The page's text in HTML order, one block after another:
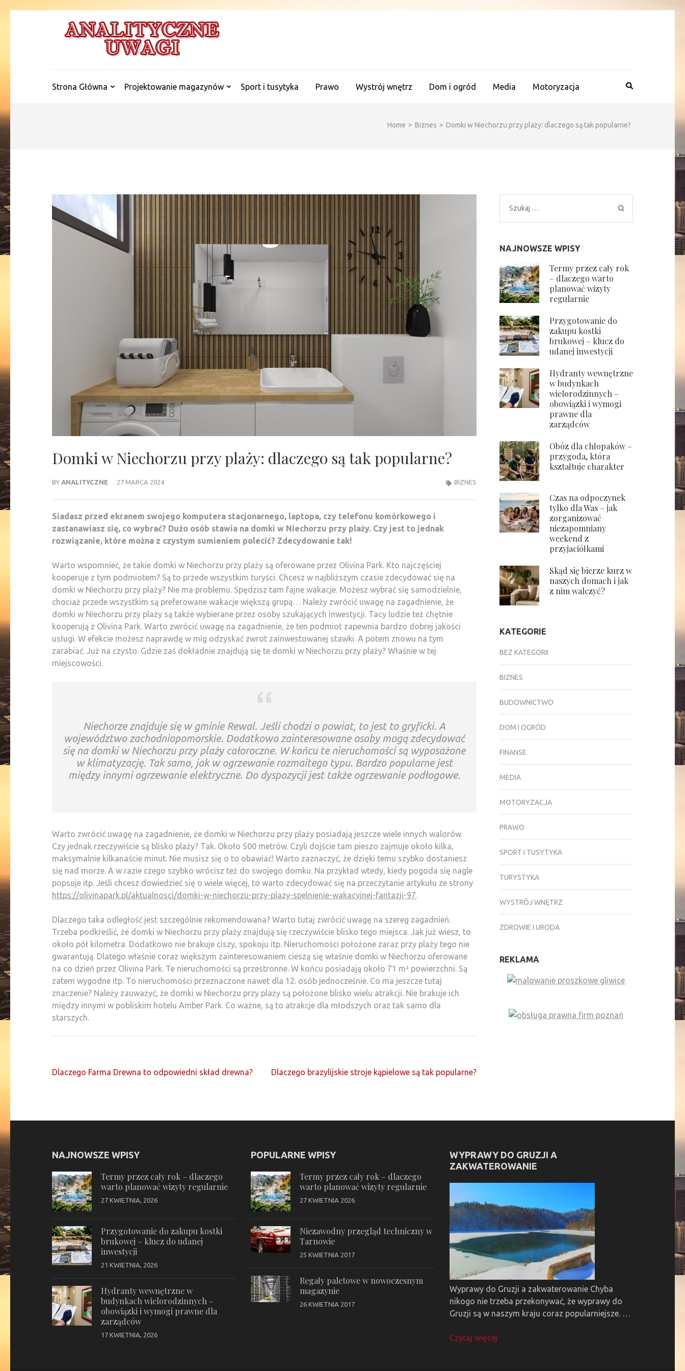
Strona Główna Projektowanie magazynów Sport i tusytyka Prawo Wystrój wnętrz Dom i ogród Media Motoryzacja
Home > Biznes > Domki w Niechorzu przy plaży: dlaczego są tak popularne?
Domki w Niechorzu przy plaży: dlaczego są tak popularne?
BY ANALITYCZNE 27 MARCA 2024 BIZNES
Siadasz przed ekranem swojego komputera stacjonarnego, laptopa, czy telefonu komórkowego i
zastanawiasz się, co wybrać? Dużo osób stawia na domki w Niechorzu przy plaży. Czy jest to jednak
rozwiązanie, które można z czystym sumieniem polecić? Zdecydowanie tak!
Warto wspomnieć, że takie domki w Niechorzu przy plaży są oferowane przez Olivina Park. Kto najczęściej
kooperuje z tym podmiotem? Są to przede wszystkim turyści. Chcesz w najbliższym czasie zdecydować się na
domki w Niechorzu przy plaży? Nie ma problemu. Spędzisz tam fajne wakacje. Możesz wybrać się samodzielnie,
chociaż przede wszystkim są preferowane wakacje większą grupą… Należy zwrócić uwagę na zagadnienie, że
domki w Niechorzu przy plaży są także wybierane przez osoby szukających inwestycji. Tacy ludzie też chętnie
kooperują z Olivina Park. Warto zwrócić uwagę na zagadnienie, że ten podmiot zapewnia bardzo dobrej jakości
usługi. W efekcie możesz naprawdę w mig odzyskać zwrot zainwestowanej stawki. A potem znowu na tym
zarabiać. Już na czysto. Gdzie zaś dokładnie znajdują się te domki w Niechorzu przy plaży? Właśnie w tej
miejscowości.
Niechorze znajduje się w gminie Rewal. Jeśli chodzi o powiat, to jest to gryficki. A
województwo zachodniopomorskie. Dodatkowo zainteresowane osoby mogą zdecydować
się na domki w Niechorzu przy plaży całoroczne. W końcu te nieruchomości są wyposażone
w klimatyzację. Tak samo, jak w ogrzewanie rozmaitego typu. Bardzo popularne jest
między innymi ogrzewanie elektryczne. Do dyspozycji jest także ogrzewanie podłogowe.
Warto zwrócić uwagę na zagadnienie, że domki w Niechorzu przy plaży posiadają jeszcze wiele innych walorów.
Czy jednak rzeczywiście są blisko plaży? Tak. Około 500 metrów. Czyli dojście tam pieszo zajmuje około kilka,
maksymalnie kilkanaście minut. Nie musisz się o to obawiać! Warto zaznaczyć, że dzięki temu szybko dostaniesz
się nad morze. A w razie czego szybko wrócisz też do swojego domku. Na przykład wtedy, kiedy pogoda się nagle
popsuje itp. Jeśli chcesz dowiedzieć się o wiele więcej, to warto zdecydować się na przeczytanie artykułu ze strony
https://olivinapark.pl/aktualnosci/domki-w-niechorzu-przy-plazy-spelnienie-wakacyjnej-fantazji-97.
Dlaczego taka odległość jest szczególnie rekomendowana? Warto tutaj zwrócić uwagę na szereg zagadnień.
Trzeba podkreślić, że domki w Niechorzu przy plaży znajdują się rzeczywiście blisko tego miejsca. Jak już wiesz, to
około pół kilometra. Dodatkowo nie brakuje ciszy, spokoju itp. Nieruchomości położone zaraz przy plaży tego nie
gwarantują. Dlatego właśnie coraz większym zainteresowaniem cieszą się właśnie domki w Niechorzu oferowane
na co dzień przez Olivina Park. Te nieruchomości są przestronne. W końcu posiadają około 71 m² powierzchni. Są
zatem wygodne itp. To nieruchomości przeznaczone nawet dla 12. osób jednocześnie. Co ma jeszcze tutaj
znaczenie? Należy zauważyć, że domki w Niechorzu przy plaży są położone blisko wielu atrakcji. Nie brakuje ich
między innymi w pobliskim hotelu Amber Park. Co ważne, są to atrakcje dla młodszych oraz tak samo dla
starszych.
Nawigacja
Dlaczego Farma Drewna to odpowiedni skład drewna? Dlaczego brazylijskie stroje kąpielowe są tak popularne?
Szukaj:
NAJNOWSZE WPISY
Termy przez cały rok
– dlaczego warto
planować wizyty
regularnie
Przygotowanie do
zakupu kostki
brukowej – klucz do
udanej inwestycji
Hydranty wewnętrzne
w budynkach
wielorodzinnych –
obowiązki i wymogi
prawne dla
zarządców
Obóz dla chłopaków –
przygoda, która
kształtuje charakter
Czas na odpoczynek
tylko dla Was – jak
zorganizować
niezapomniany
weekend z
przyjaciółkami
Skąd się bierze kurz w
naszych domach i jak
z nim walczyć?
KATEGORIE
BEZ KATEGORII
BIZNES
BUDOWNICTWO
DOM I OGRÓD
FINANSE
MEDIA
MOTORYZACJA
PRAWO
SPORT I TUSYTYKA
TURYSTYKA
WYSTRÓJ WNĘTRZ
ZDROWIE I URODA
REKLAMA
NAJNOWSZE WPISY
Termy przez cały rok – dlaczego
warto planować wizyty regularnie
27 KWIETNIA, 2026
Przygotowanie do zakupu kostki
brukowej – klucz do udanej
inwestycji
21 KWIETNIA, 2026
Hydranty wewnętrzne w
budynkach wielorodzinnych –
obowiązki i wymogi prawne dla
zarządców
17 KWIETNIA, 2026
POPULARNE WPISY
Termy przez cały rok – dlaczego
warto planować wizyty regularnie
27 KWIETNIA 2026
Niezawodny przegląd techniczny w
Tarnowie
25 KWIETNIA 2017
Regały paletowe w nowoczesnym
magazynie
26 KWIETNIA 2017
WYPRAWY DO GRUZJI A
ZAKWATEROWANIE
Wyprawy do Gruzji a zakwaterowanie Chyba
nikogo nie trzeba przekonywać, że wyprawy do
Gruzji są w naszym kraju coraz popularniejsze. …
Czytaj więcej